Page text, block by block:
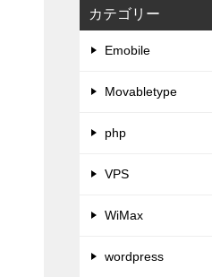
カテゴリー
Emobile
Movabletype
php
VPS
WiMax
wordpress